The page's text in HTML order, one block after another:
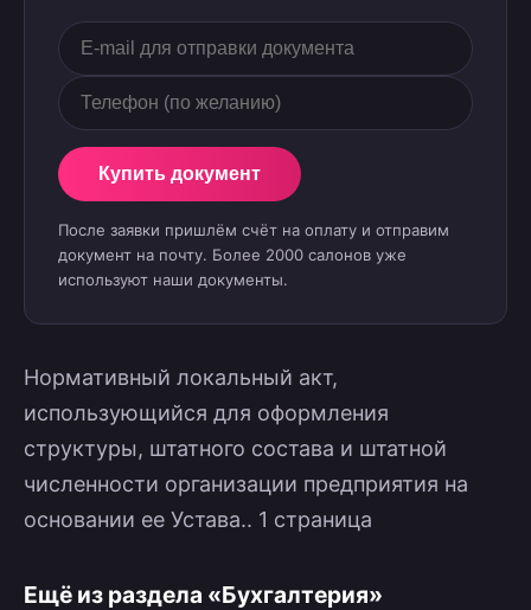
Купить документ
После заявки пришлём счёт на оплату и отправим
документ на почту. Более 2000 салонов уже
используют наши документы.
Нормативный локальный акт,
использующийся для оформления
структуры, штатного состава и штатной
численности организации предприятия на
основании ее Устава.. 1 страница
Ещё из раздела «Бухгалтерия»